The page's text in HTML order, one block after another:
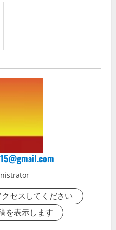
セスしてください
を表示します